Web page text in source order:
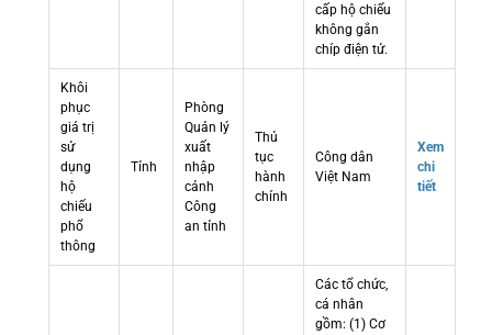
cấp hộ chiếu
không gắn
chíp điện tử.
Khôi
phục
giá trị
sử
dụng
hộ
chiếu
phổ
thông
Tỉnh
Phòng
Quản lý
xuất
nhập
cảnh
Công
an tỉnh
Thủ
tục
hành
chính
Công dân
Việt Nam
Xem
chi
tiết
Các tổ chức,
cá nhân
gồm: (1) Cơ